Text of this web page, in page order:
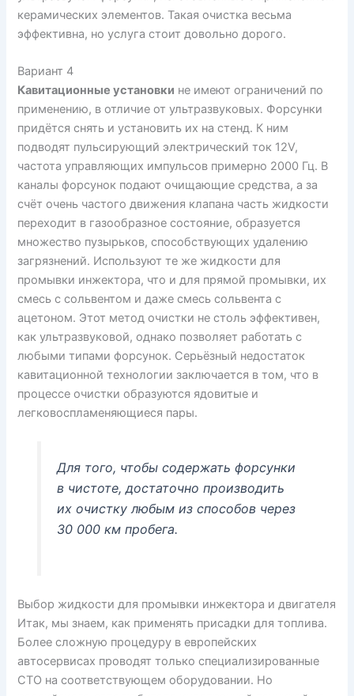
керамических элементов. Такая очистка весьма
эффективна, но услуга стоит довольно дорого.
Вариант 4
Кавитационные установки не имеют ограничений по
применению, в отличие от ультразвуковых. Форсунки
придётся снять и установить их на стенд. К ним
подводят пульсирующий электрический ток 12V,
частота управляющих импульсов примерно 2000 Гц. В
каналы форсунок подают очищающие средства, а за
счёт очень частого движения клапана часть жидкости
переходит в газообразное состояние, образуется
множество пузырьков, способствующих удалению
загрязнений. Используют те же жидкости для
промывки инжектора, что и для прямой промывки, их
смесь с сольвентом и даже смесь сольвента с
ацетоном. Этот метод очистки не столь эффективен,
как ультразвуковой, однако позволяет работать с
любыми типами форсунок. Серьёзный недостаток
кавитационной технологии заключается в том, что в
процессе очистки образуются ядовитые и
легковоспламеняющиеся пары.
Для того, чтобы содержать форсунки
в чистоте, достаточно производить
их очистку любым из способов через
30 000 км пробега.
Выбор жидкости для промывки инжектора и двигателя
Итак, мы знаем, как применять присадки для топлива.
Более сложную процедуру в европейских
автосервисах проводят только специализированные
СТО на соответствующем оборудовании. Но